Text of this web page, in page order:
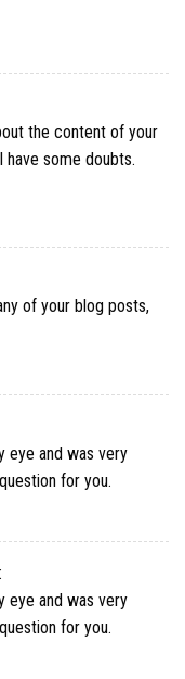
the content of your
some doubts.
of your blog posts,
eye and was very
for you.
eye and was very
for you.